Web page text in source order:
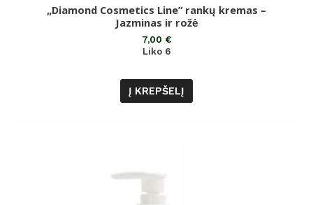
Įvertinimas:
5.00
iš 5
„Diamond Cosmetics Line” rankų kremas –
Jazminas ir rožė
7,00 €
Liko 6
Į KREPŠELĮ